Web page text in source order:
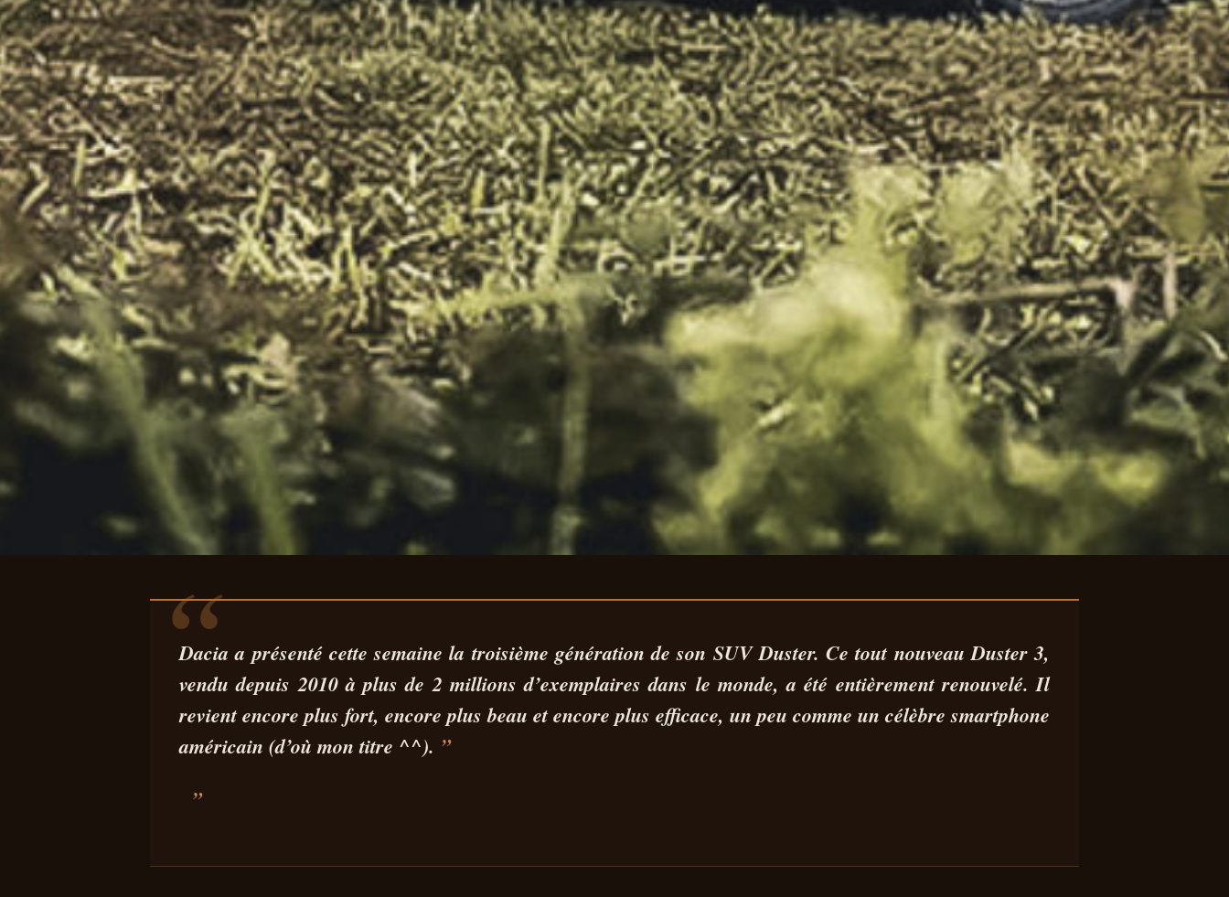
NOUVEAU DACIA DUSTER 2024 : LE
MEILLEUR DUSTER JAMAIS
CONSTRUIT !
Dacia a présenté cette semaine la troisième génération de son SUV Duster. Ce tout nouveau Duster 3,
vendu depuis 2010 à plus de2 millions d’exemplaires dans le monde, a été entièrement renouvelé. Il
revient encore plus fort, encore plus beau et encore plus efficace, un peu comme un célèbre smartphone
américain (d’où mon titre ^^).